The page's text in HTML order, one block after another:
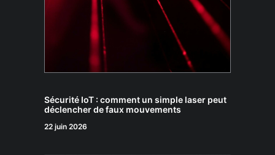
Sécurité IoT : comment un simple laser peut
déclencher de faux mouvements
22 juin 2026